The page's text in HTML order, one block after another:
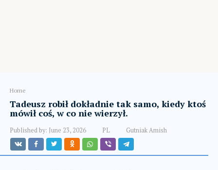
Home
Tadeusz robił dokładnie tak samo, kiedy ktoś
mówił coś, w co nie wierzył.
Published by: June 23, 2026 PL Gutniak Amish